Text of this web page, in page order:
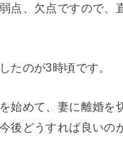
点、欠点ですので、
たのが3時頃です。
始めて、妻に離婚を
後どうすれば良いの